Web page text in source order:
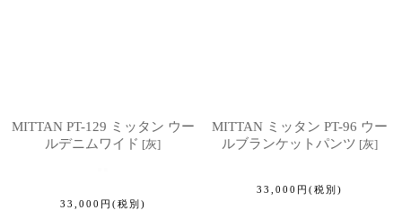
MITTAN PT-129 ミッタン ウー
ルデニムワイド [灰]
33,000 円 (税別)
MITTAN ミッタン PT-96 ウー
ルブランケットパンツ [灰]
33,000 円 (税別)